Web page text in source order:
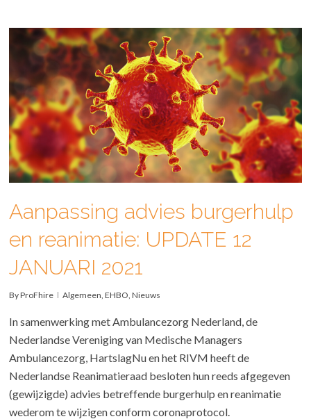
Aanpassing advies burgerhulp
en reanimatie: UPDATE 12
JANUARI 2021
ByProFhire Algemeen ,EHBO ,Nieuws
In samenwerking met Ambulancezorg Nederland, de
Nederlandse Vereniging van Medische Managers
Ambulancezorg, HartslagNu en het RIVM heeft de
Nederlandse Reanimatieraad besloten hun reeds afgegeven
(gewijzigde) advies betreffende burgerhulp en reanimatie
wederom te wijzigen conform coronaprotocol.